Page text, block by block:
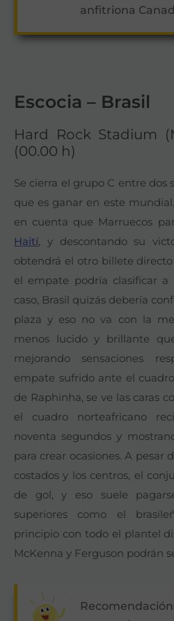
anfitriona
Escocia – Brasil
Hard Rock Stadium
(00.00 h)
Se cierra el grupo C entre dos
que es ganar en este
en cuenta que Marruecos
Haití, y descontando su
obtendrá el otro billete
el empate podría clasificar a
caso, Brasil quizás debería
plaza y eso no va con la
menos lucido y brillante
mejorando sensaciones
empate sufrido ante el
de Raphinha, se ve las caras
el cuadro norteafricano
noventa segundos y
para crear ocasiones. A pesar
costados y los centros, el
de gol, y eso suele
superiores como el
principio con todo el plantel
McKenna y Ferguson podrán